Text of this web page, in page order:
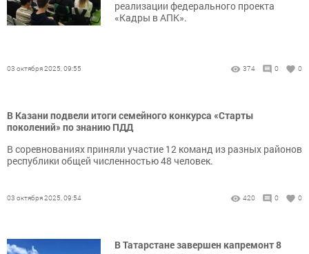
реализации федерального проекта
«Кадры в АПК».
03 октября 2025, 09:55 374 0 0
В Казани подвели итоги семейного конкурса «Старты
поколений» по знанию ПДД
В соревнованиях приняли участие 12 команд из разных районов
республики общей численностью 48 человек.
03 октября 2025, 09:54 420 0 0
В Татарстане завершен капремонт 8